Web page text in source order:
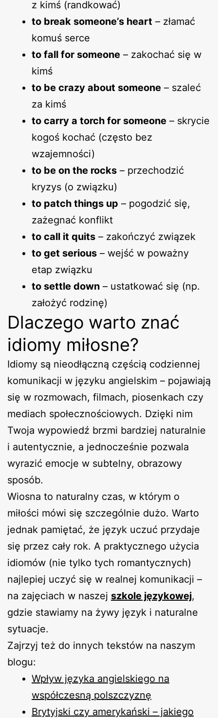
z kimś (randkować)
to break someone’s heart – złamać
komuś serce
to fall for someone – zakochać się w
kimś
to be crazy about someone – szaleć
za kimś
to carry a torch for someone – skrycie
kogoś kochać (często bez
wzajemności)
to be on the rocks – przechodzić
kryzys (o związku)
to patch things up – pogodzić się,
zażegnać konflikt
to call it quits – zakończyć związek
to get serious – wejść w poważny
etap związku
to settle down – ustatkować się (np.
założyć rodzinę)
Dlaczego warto znać
idiomy miłosne?
Idiomy są nieodłączną częścią codziennej
komunikacji w języku angielskim – pojawiają
się w rozmowach, filmach, piosenkach czy
mediach społecznościowych. Dzięki nim
Twoja wypowiedź brzmi bardziej naturalnie
i autentycznie, a jednocześnie pozwala
wyrazić emocje w subtelny, obrazowy
sposób.
Wiosna to naturalny czas, w którym o
miłości mówi się szczególnie dużo. Warto
jednak pamiętać, że język uczuć przydaje
się przez cały rok. A praktycznego użycia
idiomów (nie tylko tych romantycznych)
najlepiej uczyć się w realnej komunikacji –
na zajęciach w naszej szkole językowej,
gdzie stawiamy na żywy język i naturalne
sytuacje.
Zajrzyj też do innych tekstów na naszym
blogu:
Wpływ języka angielskiego na
współczesną polszczyznę
Brytyjski czy amerykański – jakiego